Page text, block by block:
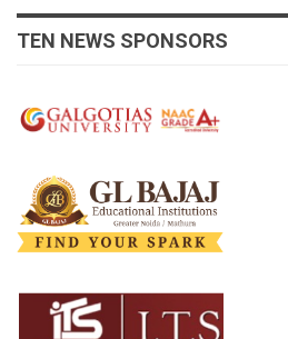
TEN NEWS SPONSORS